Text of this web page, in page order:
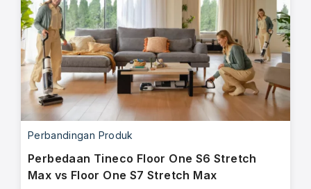
Perbandingan Produk
Perbedaan Tineco Floor One S6 Stretch
Max vs Floor One S7 Stretch Max